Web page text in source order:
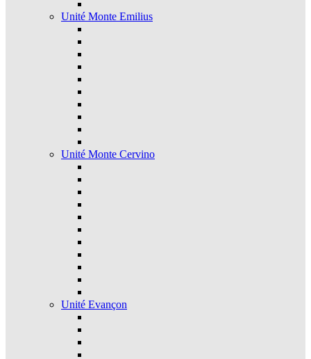
Unité Monte Emilius
Unité Monte Cervino
Unité Evançon